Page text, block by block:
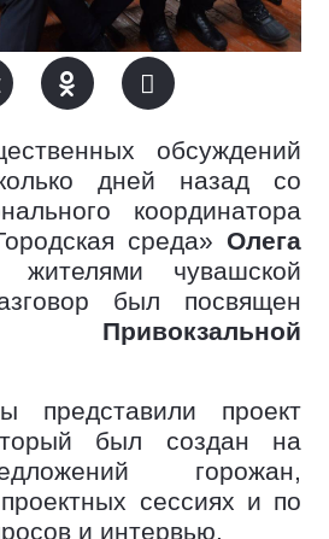
обсуждений
дней назад со
координатора
среда» Олега
жителями чувашской
был посвящен
Привокзальной
представили проект
был создан на
горожан,
сессиях и по
и интервью.